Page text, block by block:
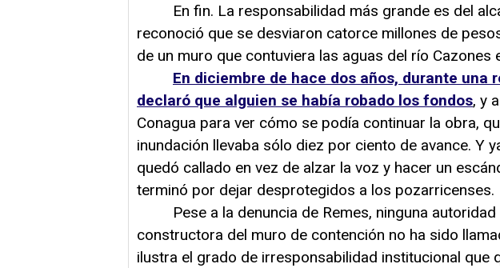
En fin. La responsabilidad más grande es del
reconoció que se desviaron catorce millones de
de un muro que contuviera las aguas del río Cazones
En diciembre de hace dos años, durante una
declaró que alguien se había robado los fondos, y
Conagua para ver cómo se podía continuar la obra,
inundación llevaba sólo diez por ciento de avance. Y
quedó callado en vez de alzar la voz y hacer un
terminó por dejar desprotegidos a los pozarricenses.
Pese a la denuncia de Remes, ninguna autoridad
constructora del muro de contención no ha sido
ilustra el grado de irresponsabilidad institucional que